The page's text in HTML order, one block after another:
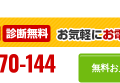
144 無料